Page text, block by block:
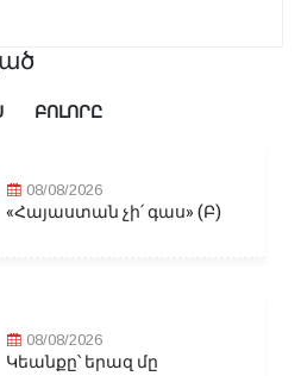
ԲՈԼՈՐԸ
08/08/2026
«Հայաստան չի՛ գաս» (Բ)
08/08/2026
Կեանքը՝ երազ մը